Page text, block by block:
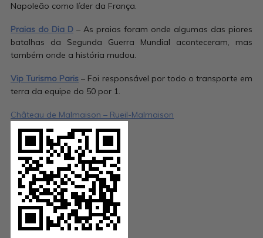
Napoleão como líder da França.
Praias do Dia D – As praias foram onde algumas das piores
batalhas da Segunda Guerra Mundial aconteceram, mas
também onde a história mudou.
Vip Turismo Paris – Foi responsável por todo o transporte em
terra da equipe do 50 por 1.
Château de Malmaison – Rueil-Malmaison